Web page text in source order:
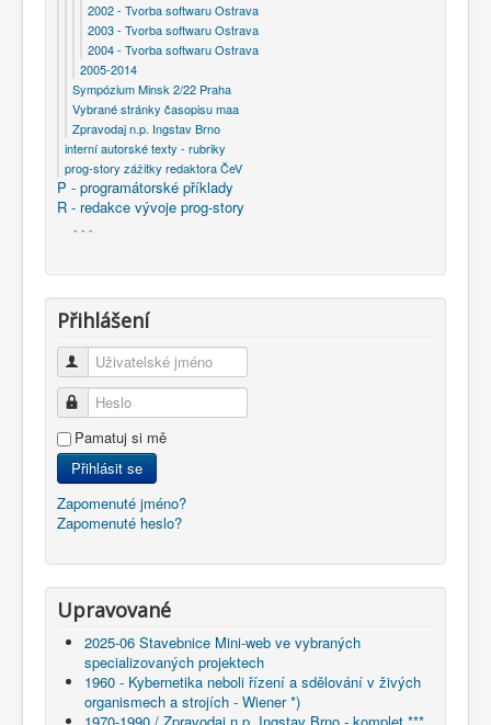
2002 - Tvorba softwaru Ostrava
2003 - Tvorba softwaru Ostrava
2004 - Tvorba softwaru Ostrava
2005-2014
Sympózium Minsk 2/22 Praha
Vybrané stránky časopisu maa
Zpravodaj n.p. Ingstav Brno
interní autorské texty - rubriky
prog-story zážitky redaktora ČeV
P - programátorské příklady
R - redakce vývoje prog-story
- - -
Přihlášení
Uživatelské jméno
Heslo
Pamatuj si mě
Přihlásit se
Zapomenuté jméno?
Zapomenuté heslo?
Upravované
2025-06 Stavebnice Mini-web ve vybraných
specializovaných projektech
1960 - Kybernetika neboli řízení a sdělování v živých
organismech a strojích - Wiener *)